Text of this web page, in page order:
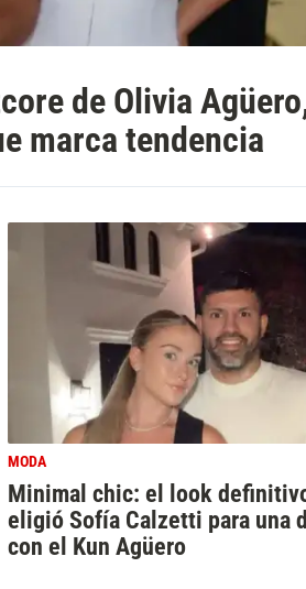
de Olivia
marca tendencia
MODA
Minimal chic: el look
eligió Sofía Calzetti para una
con el Kun Agüero